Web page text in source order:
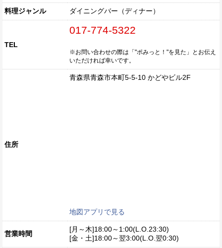
料理ジャンル ダイニングバー（ディナー）
TEL
017-774-5322
※お問い合わせの際は「"ポみっと！"を見た」とお伝え
いただければ幸いです。
住所
青森県青森市本町5-5-10 かどやビル2F
地図アプリで見る
営業時間
[月～木]18:00～1:00(L.O.23:30)
[金・土]18:00～翌3:00(L.O.翌0:30)